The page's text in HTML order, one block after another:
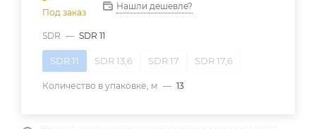
Под заказ
Нашли дешевле?
SDR — SDR 11
SDR 11 SDR 13,6 SDR 17 SDR 17,6
Количество в упаковке, м — 13